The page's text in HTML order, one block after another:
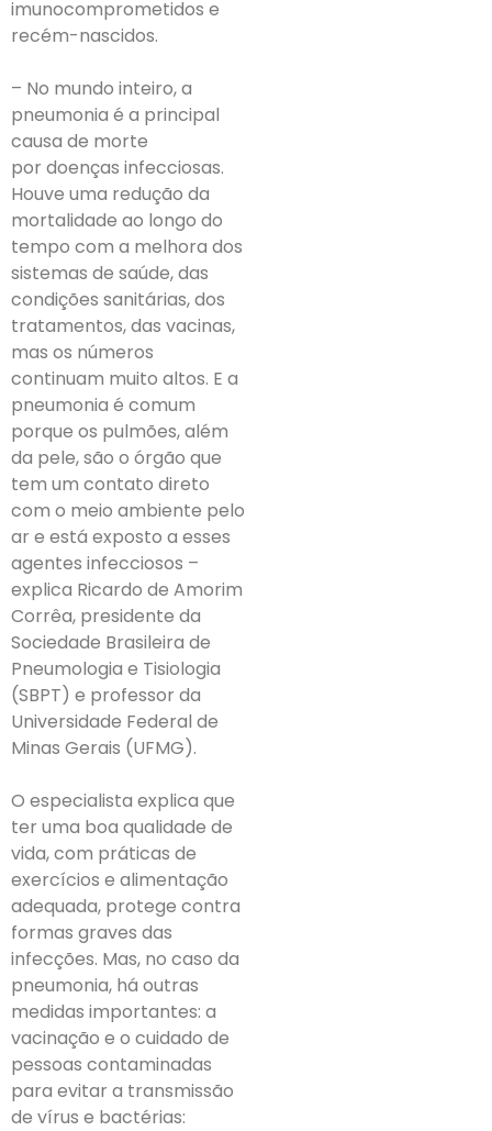
imunocomprometidos e
recém-nascidos.
– No mundo inteiro, a
pneumonia é a principal
causa de morte
por doenças infecciosas.
Houve uma redução da
mortalidade ao longo do
tempo com a melhora dos
sistemas de saúde, das
condições sanitárias, dos
tratamentos, das vacinas,
mas os números
continuam muito altos. E a
pneumonia é comum
porque os pulmões, além
da pele, são o órgão que
tem um contato direto
com o meio ambiente pelo
ar e está exposto a esses
agentes infecciosos –
explica Ricardo de Amorim
Corrêa, presidente da
Sociedade Brasileira de
Pneumologia e Tisiologia
(SBPT) e professor da
Universidade Federal de
Minas Gerais (UFMG).
O especialista explica que
ter uma boa qualidade de
vida, com práticas de
exercícios e alimentação
adequada, protege contra
formas graves das
infecções. Mas, no caso da
pneumonia, há outras
medidas importantes: a
vacinação e o cuidado de
pessoas contaminadas
para evitar a transmissão
de vírus e bactérias: